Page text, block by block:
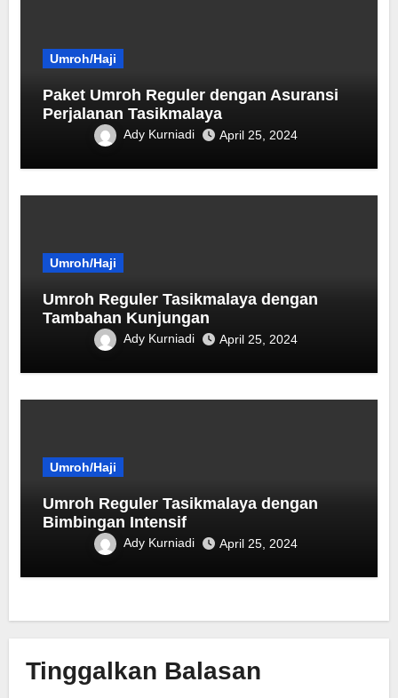
Umroh/Haji
Paket Umroh Reguler dengan Asuransi
Perjalanan Tasikmalaya
Ady Kurniadi April 25, 2024
Umroh/Haji
Umroh Reguler Tasikmalaya dengan
Tambahan Kunjungan
Ady Kurniadi April 25, 2024
Umroh/Haji
Umroh Reguler Tasikmalaya dengan
Bimbingan Intensif
Ady Kurniadi April 25, 2024
Tinggalkan Balasan